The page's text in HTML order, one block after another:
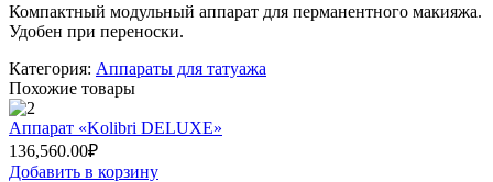
Компактный модульный аппарат для перманентного макияжа.
Удобен при переноски.
Категория: Аппараты для татуажа
Похожие товары
Аппарат «Kolibri DELUXE»
136,560.00₽
Добавить в корзину